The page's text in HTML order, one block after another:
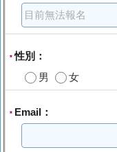
*性別：
男
女
* Email：